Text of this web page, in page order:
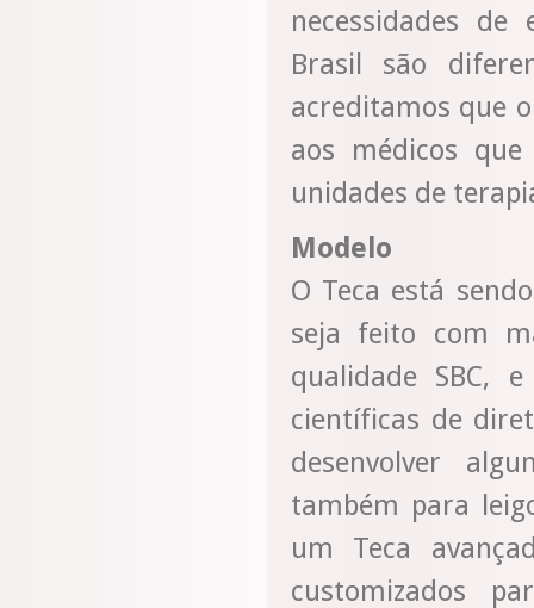
necessidades de
Brasil são
acreditamos que
aos médicos
unidades de
Modelo
O Teca está
seja feito com
qualidade SBC,
científicas de
desenvolver
também para
um Teca
customizados